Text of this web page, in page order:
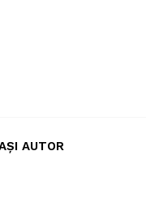
AUTOR